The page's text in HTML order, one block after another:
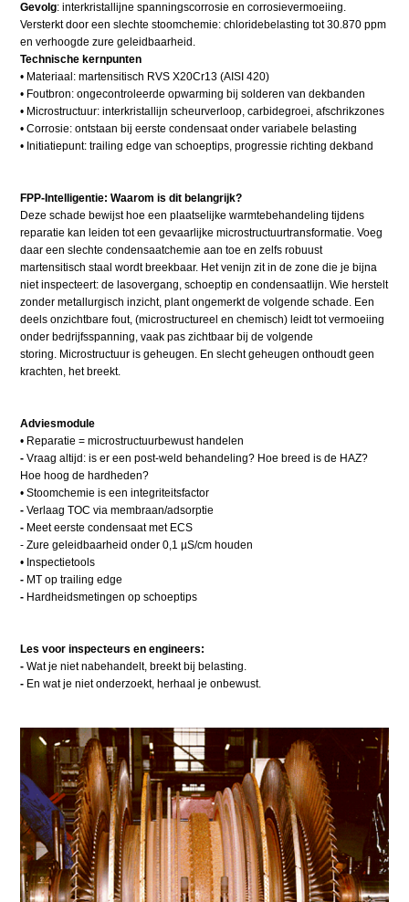
Gevolg: interkristallijne spanningscorrosie en corrosievermoeiing.
Versterkt door een slechte stoomchemie: chloridebelasting tot 30.870 ppm
en verhoogde zure geleidbaarheid.
Technische kernpunten
• Materiaal: martensitisch RVS X20Cr13 (AISI 420)
• Foutbron: ongecontroleerde opwarming bij solderen van dekbanden
• Microstructuur: interkristallijn scheurverloop, carbidegroei, afschrikzones
• Corrosie: ontstaan bij eerste condensaat onder variabele belasting
• Initiatiepunt: trailing edge van schoeptips, progressie richting dekband
FPP-Intelligentie: Waarom is dit belangrijk?
Deze schade bewijst hoe een plaatselijke warmtebehandeling tijdens
reparatie kan leiden tot een gevaarlijke microstructuurtransformatie. Voeg
daar een slechte condensaatchemie aan toe en zelfs robuust
martensitisch staal wordt breekbaar. Het venijn zit in de zone die je bijna
niet inspecteert: de lasovergang, schoeptip en condensaatlijn. Wie herstelt
zonder metallurgisch inzicht, plant ongemerkt de volgende schade. Een
deels onzichtbare fout, (microstructureel en chemisch) leidt tot vermoeiing
onder bedrijfsspanning, vaak pas zichtbaar bij de volgende
storing. Microstructuur is geheugen. En slecht geheugen onthoudt geen
krachten, het breekt.
Adviesmodule
• Reparatie = microstructuurbewust handelen
- Vraag altijd: is er een post-weld behandeling? Hoe breed is de HAZ?
Hoe hoog de hardheden?
• Stoomchemie is een integriteitsfactor
- Verlaag TOC via membraan/adsorptie
- Meet eerste condensaat met ECS
- Zure geleidbaarheid onder 0,1 µS/cm houden
• Inspectietools
- MT op trailing edge
- Hardheidsmetingen op schoeptips
Les voor inspecteurs en engineers:
-Wat je niet nabehandelt, breekt bij belasting.
- En wat je niet onderzoekt, herhaal je onbewust.